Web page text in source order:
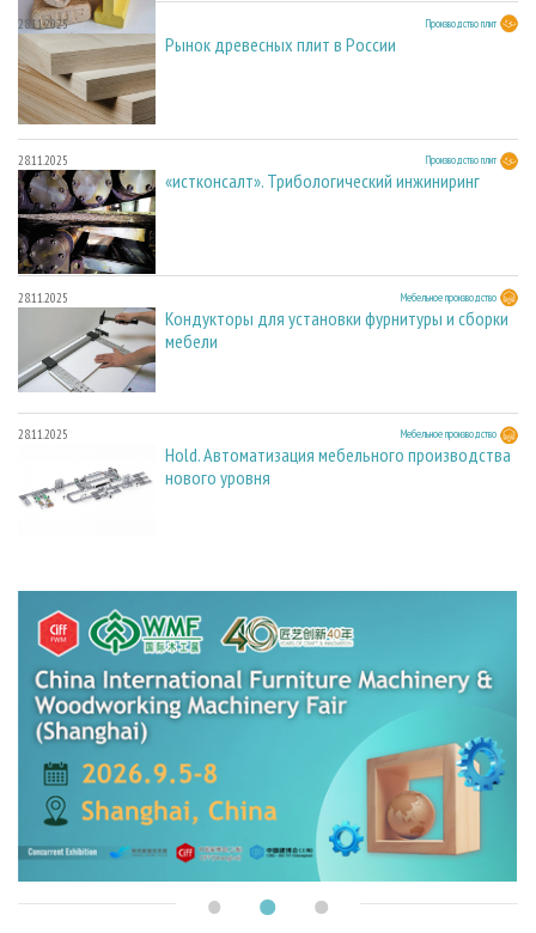
28.11.2025 Производство плит
Рынок древесных плит в России
28.11.2025 Производство плит
«истконсалт». Трибологический инжиниринг
28.11.2025 Мебельное производство
Кондукторы для установки фурнитуры и сборки
мебели
28.11.2025 Мебельное производство
Hold. Автоматизация мебельного производства
нового уровня